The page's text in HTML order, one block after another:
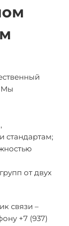
Мы
стандартам;
от двух
связи –
+7 (937)